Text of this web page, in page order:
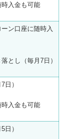
時入金も可能
ン口座に随時入
とし（毎月7日）
日）
時入金も可能
日）